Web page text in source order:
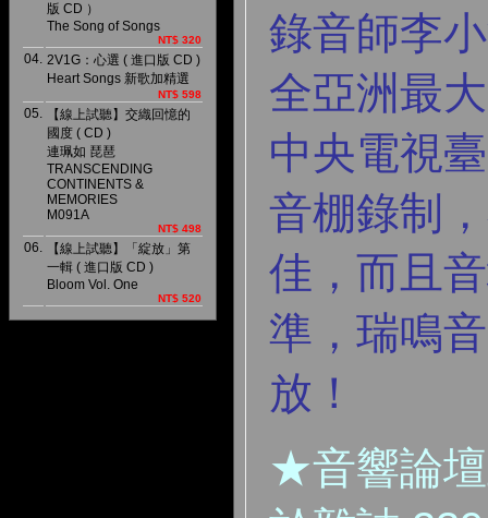
版 CD ）
The Song of Songs
NT$ 320
04. 2V1G：心選 ( 進口版 CD )
Heart Songs 新歌加精選
NT$ 598
05.
【線上試聽】交織回憶的
國度 ( CD )
連珮如 琵琶
TRANSCENDING
CONTINENTS &
MEMORIES
M091A
NT$ 498
06.
【線上試聽】「綻放」第
一輯 ( 進口版 CD )
Bloom Vol. One
NT$ 520
錄音師李
全亞洲最
中央電視
音棚錄制
佳，而且
準，瑞鳴
放！
★音響論